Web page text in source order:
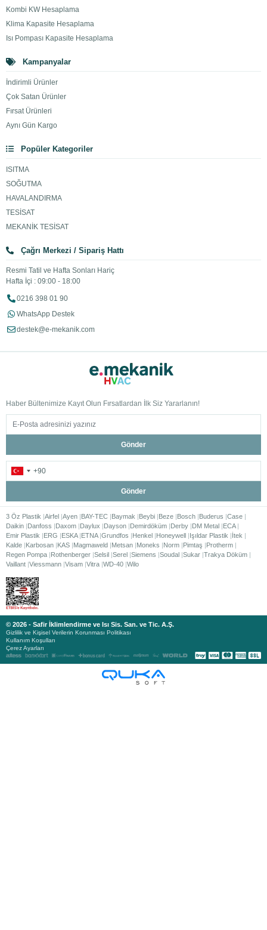
Kombi KW Hesaplama
Klima Kapasite Hesaplama
Isı Pompası Kapasite Hesaplama
Kampanyalar
İndirimli Ürünler
Çok Satan Ürünler
Fırsat Ürünleri
Aynı Gün Kargo
Popüler Kategoriler
ISITMA
SOĞUTMA
HAVALANDIRMA
TESİSAT
MEKANİK TESİSAT
Çağrı Merkezi / Sipariş Hattı
Resmi Tatil ve Hafta Sonları Hariç
Hafta İçi : 09:00 - 18:00
0216 398 01 90
WhatsApp Destek
destek@e-mekanik.com
Haber Bültenimize Kayıt Olun Fırsatlardan İlk Siz Yararlanın!
Gönder
Gönder
3 Öz Plastik Airfel Ayen BAY-TEC Baymak Beybi Beze Bosch Buderus Case
Daikin Danfoss Daxom Daylux Dayson Demirdöküm Derby DM Metal ECA
Emir Plastik
ERG ESKA ETNA Grundfos Henkel Honeywell Işıldar Plastik
İtek
Kalde Karbosan KAS Magmaweld Metsan Moneks Norm Pimtaş
Protherm
Regen Pompa Rothenberger Selsil Serel Siemens Soudal Sukar Trakya Döküm
Vaillant Viessmann Visam Vitra WD-40 Wilo
© 2026 - Safir İklimlendirme ve Isı Sis. San. ve Tic. A.Ş.
Gizlilik ve Kişisel Verilerin Korunması Politikası
Kullanım Koşulları
Çerez Ayarları